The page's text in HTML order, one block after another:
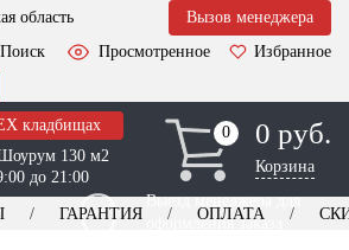
область
Вызов менеджера
Поиск Просмотренное
Избранное
кладбищах
130 м2
до 21:00
0
0 0 руб.
Корзина
Выезд менеджера для
оформления заказа
ГАРАНТИЯ ОПЛАТА